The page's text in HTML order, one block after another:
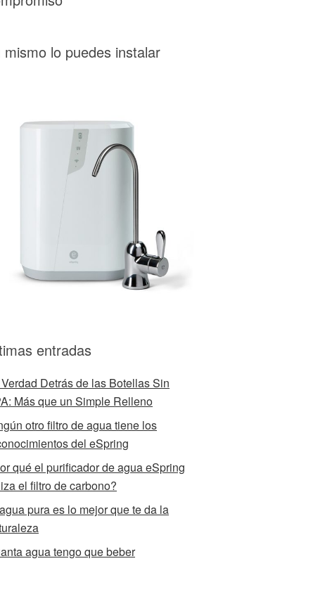
mismo lo puedes instalar
entradas
Detrás de las Botellas Sin
Más que un Simple Relleno
otro filtro de agua tiene los
del eSpring
qué el purificador de agua eSpring
el filtro de carbono?
pura es lo mejor que te da la
agua tengo que beber